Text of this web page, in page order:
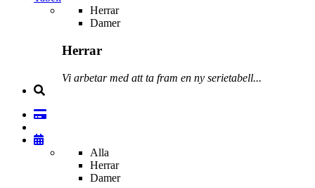
Herrar
Damer
Herrar
Vi arbetar med att ta fram en ny serietabell...
Alla
Herrar
Damer